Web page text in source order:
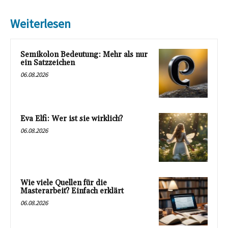
Weiterlesen
Semikolon Bedeutung: Mehr als nur
ein Satzzeichen
06.08.2026
Eva Elfi: Wer ist sie wirklich?
06.08.2026
Wie viele Quellen für die
Masterarbeit? Einfach erklärt
06.08.2026